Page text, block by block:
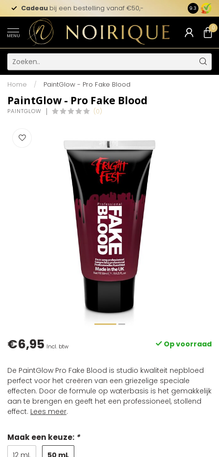
Cadeau bij een bestelling vanaf €50,- 9.3
MENU
0
Home / PaintGlow - Pro Fake Blood
PaintGlow - Pro Fake Blood
PAINTGLOW (0)
€6,95 Incl. btw Op voorraad
De PaintGlow Pro Fake Blood is studio kwaliteit nepbloed
perfect voor het creëren van een griezelige speciale
effecten. Door de formule op waterbasis is het gemakkelijk
aan te brengen en geeft het een professioneel, stollend
effect. Lees meer.
Maak een keuze: *
12 mL 50 mL